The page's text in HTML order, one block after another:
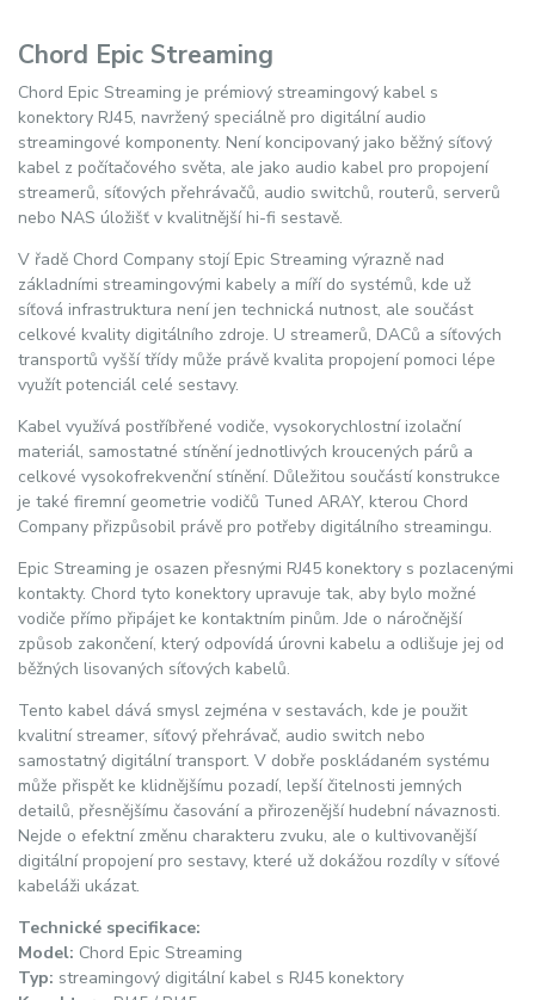
Chord Epic Streaming
Chord Epic Streaming je prémiový streamingový kabel s
konektory RJ45, navržený speciálně pro digitální audio
streamingové komponenty. Není koncipovaný jako běžný síťový
kabel z počítačového světa, ale jako audio kabel pro propojení
streamerů, síťových přehrávačů, audio switchů, routerů, serverů
nebo NAS úložišť v kvalitnější hi-fi sestavě.
V řadě Chord Company stojí Epic Streaming výrazně nad
základními streamingovými kabely a míří do systémů, kde už
síťová infrastruktura není jen technická nutnost, ale součást
celkové kvality digitálního zdroje. U streamerů, DACů a síťových
transportů vyšší třídy může právě kvalita propojení pomoci lépe
využít potenciál celé sestavy.
Kabel využívá postříbřené vodiče, vysokorychlostní izolační
materiál, samostatné stínění jednotlivých kroucených párů a
celkové vysokofrekvenční stínění. Důležitou součástí konstrukce
je také firemní geometrie vodičů Tuned ARAY, kterou Chord
Company přizpůsobil právě pro potřeby digitálního streamingu.
Epic Streaming je osazen přesnými RJ45 konektory s pozlacenými
kontakty. Chord tyto konektory upravuje tak, aby bylo možné
vodiče přímo připájet ke kontaktním pinům. Jde o náročnější
způsob zakončení, který odpovídá úrovni kabelu a odlišuje jej od
běžných lisovaných síťových kabelů.
Tento kabel dává smysl zejména v sestavách, kde je použit
kvalitní streamer, síťový přehrávač, audio switch nebo
samostatný digitální transport. V dobře poskládaném systému
může přispět ke klidnějšímu pozadí, lepší čitelnosti jemných
detailů, přesnějšímu časování a přirozenější hudební návaznosti.
Nejde o efektní změnu charakteru zvuku, ale o kultivovanější
digitální propojení pro sestavy, které už dokážou rozdíly v síťové
kabeláži ukázat.
Technické specifikace:
Model: Chord Epic Streaming
Typ: streamingový digitální kabel s RJ45 konektory